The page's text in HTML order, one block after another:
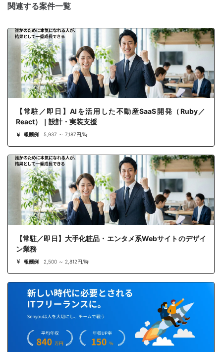
関連する案件一覧
【常駐／即日】AIを活用した不動産SaaS開発（Ruby／
React）｜設計・実装支援
報酬例 5,937 ～ 7,187円/時
【常駐／即日】大手化粧品・エンタメ系Webサイトのデザイ
ン業務
報酬例 2,500 ～ 2,812円/時